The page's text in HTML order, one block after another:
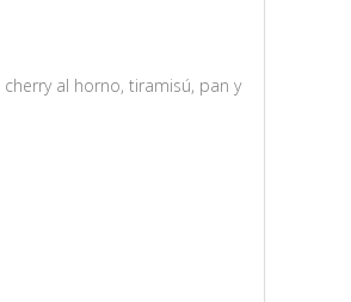
al horno, tiramisú, pan y